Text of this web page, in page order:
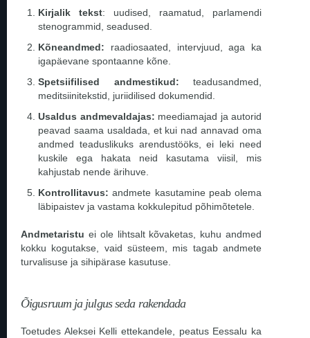
Kirjalik tekst: uudised, raamatud, parlamendi
stenogrammid, seadused.
Kõneandmed: raadiosaated, intervjuud, aga ka
igapäevane spontaanne kõne.
Spetsiifilised andmestikud: teadusandmed,
meditsiinitekstid, juriidilised dokumendid.
Usaldus andmevaldajas: meediamajad ja autorid
peavad saama usaldada, et kui nad annavad oma
andmed teaduslikuks arendustööks, ei leki need
kuskile ega hakata neid kasutama viisil, mis
kahjustab nende ärihuve.
Kontrollitavus: andmete kasutamine peab olema
läbipaistev ja vastama kokkulepitud põhimõtetele.
Andmetaristu ei ole lihtsalt kõvaketas, kuhu andmed
kokku kogutakse, vaid süsteem, mis tagab andmete
turvalisuse ja sihipärase kasutuse.
Õigusruum ja julgus seda rakendada
Toetudes Aleksei Kelli ettekandele, peatus Eessalu ka